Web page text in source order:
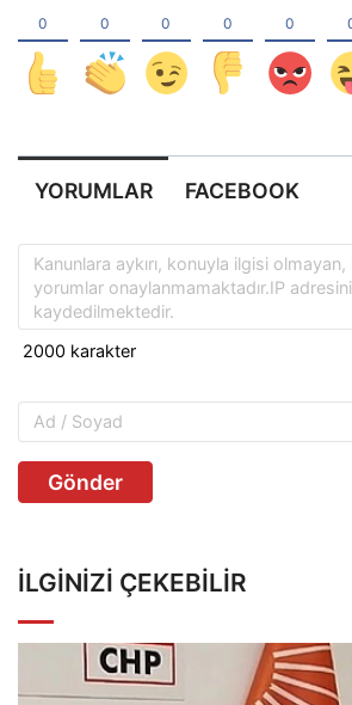
YORUMLAR FACEBOOK
Gönder
İLGINIZI ÇEKEBILIR